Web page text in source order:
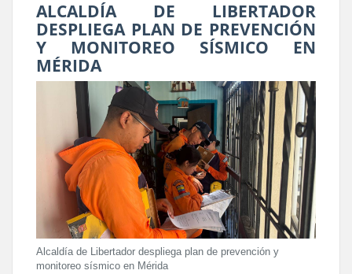
ALCALDÍA DE LIBERTADOR
DESPLIEGA PLAN DE PREVENCIÓN
Y MONITOREO SÍSMICO EN
MÉRIDA
Alcaldía de Libertador despliega plan de prevención y
monitoreo sísmico en Mérida